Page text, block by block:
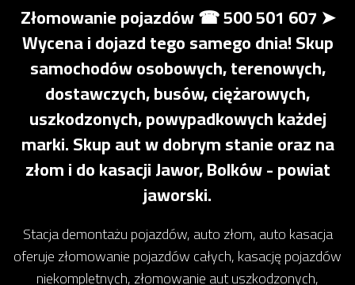
Złomowanie pojazdów ☎ 500 501 607 ➤
Wycena i dojazd tego samego dnia! Skup
samochodów osobowych, terenowych,
dostawczych, busów, ciężarowych,
uszkodzonych, powypadkowych każdej
marki. Skup aut w dobrym stanie oraz na
złom i do kasacji Jawor, Bolków - powiat
jaworski.
Stacja demontażu pojazdów, auto złom, auto kasacja
oferuje złomowanie pojazdów całych, kasację pojazdów
niekompletnych, złomowanie aut uszkodzonych,